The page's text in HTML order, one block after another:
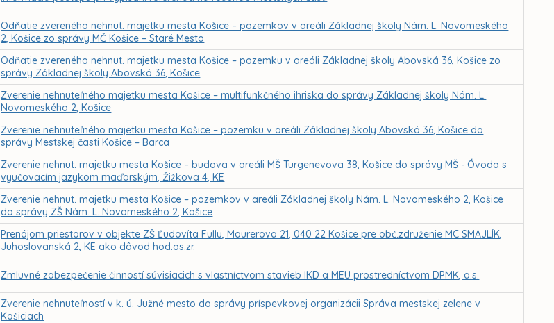
Odňatie zvereného nehnut. majetku mesta Košice – pozemkov v areáli Základnej školy Nám. L. Novomeského
2, Košice zo správy MČ Košice – Staré Mesto
Odňatie zvereného nehnut. majetku mesta Košice – pozemku v areáli Základnej školy Abovská 36, Košice zo
správy Základnej školy Abovská 36, Košice
Zverenie nehnuteľného majetku mesta Košice – multifunkčného ihriska do správy Základnej školy Nám. L.
Novomeského 2, Košice
Zverenie nehnuteľného majetku mesta Košice – pozemku v areáli Základnej školy Abovská 36, Košice do
správy Mestskej časti Košice – Barca
Zverenie nehnut. majetku mesta Košice – budova v areáli MŠ Turgenevova 38, Košice do správy MŠ - Óvoda s
vyučovacím jazykom maďarským, Žižkova 4, KE
Zverenie nehnut. majetku mesta Košice – pozemkov v areáli Základnej školy Nám. L. Novomeského 2, Košice
do správy ZŠ Nám. L. Novomeského 2, Košice
Prenájom priestorov v objekte ZŠ Ľudovíta Fullu, Maurerova 21, 040 22 Košice pre obč.združenie MC SMAJLÍK,
Juhoslovanská 2, KE ako dôvod hod.os.zr.
Zmluvné zabezpečenie činností súvisiacich s vlastníctvom stavieb IKD a MEU prostredníctvom DPMK, a.s.
Zverenie nehnuteľností v k. ú. Južné mesto do správy príspevkovej organizácii Správa mestskej zelene v
Košiciach